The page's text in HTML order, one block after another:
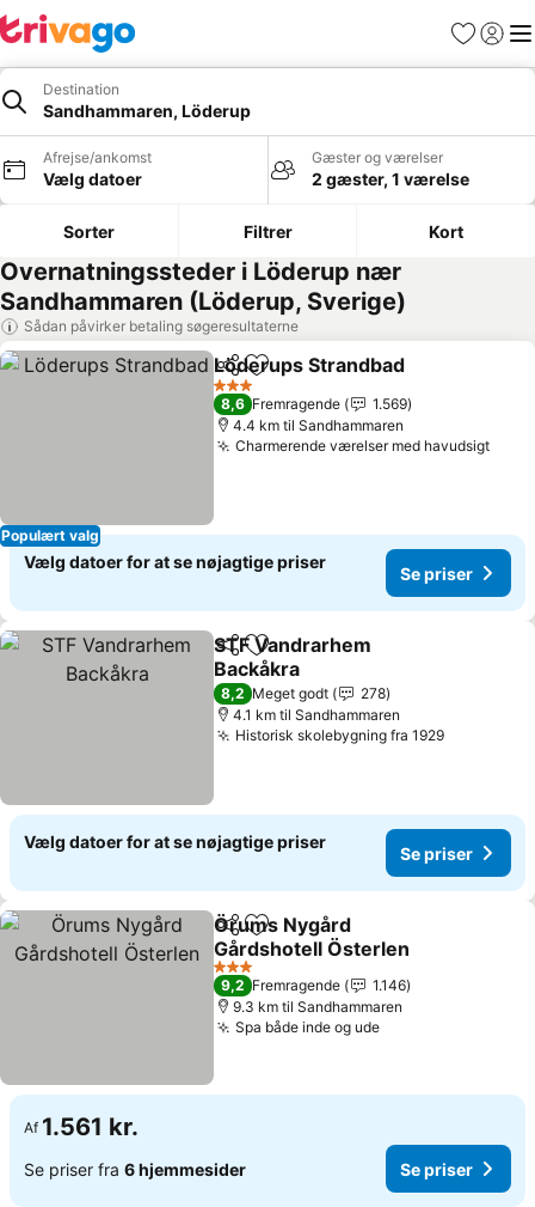
Favoritter
Log ind
Destination
Sandhammaren, Löderup
Afrejse/ankomst
Vælg datoer
Gæster og værelser
2 gæster, 1 værelse
Sorter Filtrer Kort
Overnatningssteder i Löderup nær
Sandhammaren (Löderup, Sverige)
Sådan påvirker betaling søgeresultaterne
Populært valg
Del Føj til favoritter
Löderups Strandbad
3 Stjerner
8,6 Fremragende
1.569
4.4 km til Sandhammaren
Charmerende værelser med havudsigtSe
Vælg datoer for at se nøjagtige priser
Se priser
Del Føj til favoritter
STF Vandrarhem
Backåkra
Se priser
8,2 Meget godt
278
4.1 km til Sandhammaren
Historisk skolebygning fra 1929Se priser
Vælg datoer for at se nøjagtige priser
Se priser
Del Føj til favoritter
Örums Nygård
Gårdshotell Österlen
Se priser
3 Stjerner
9,2 Fremragende
1.146
9.3 km til Sandhammaren
Spa både inde og udeSe priser
Af 1.561 kr.
Se priser fra 6 hjemmesider Se priser